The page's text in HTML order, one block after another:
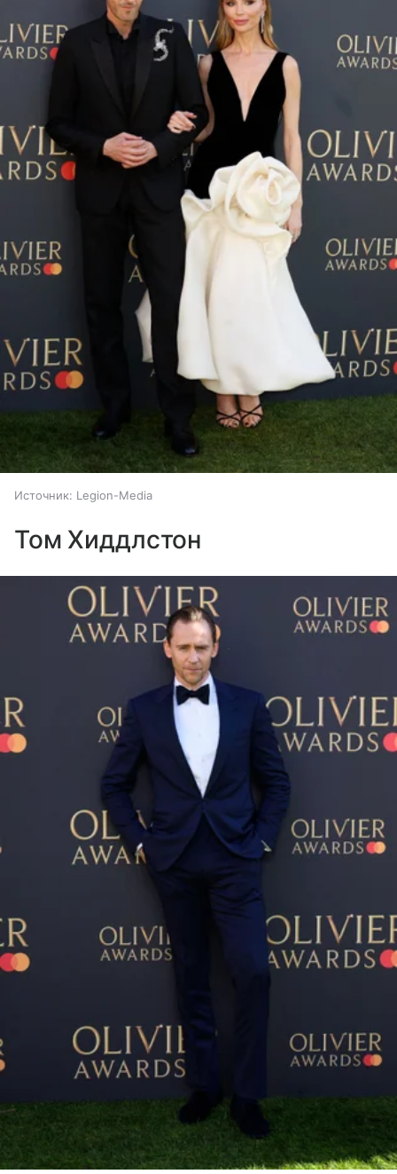
Источник: Legion-Media
Том Хиддлстон